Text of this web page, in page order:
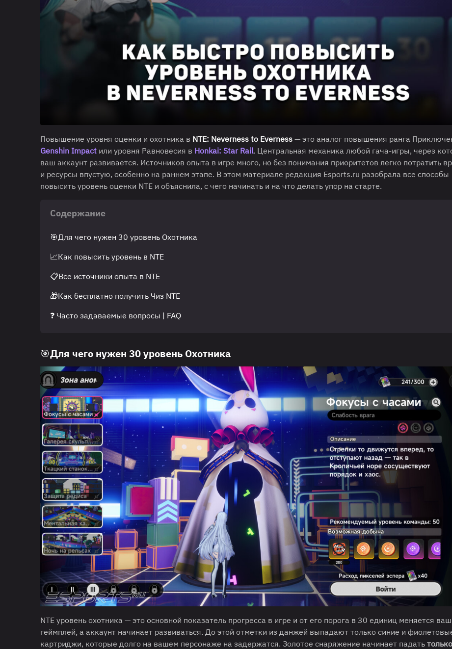
Повышение уровня оценки и охотника в NTE: Neverness to Everness — это аналог повышения ранга
Genshin Impact или уровня Равновесия в Honkai: Star Rail. Центральная механика любой гача-игры, через
ваш аккаунт развивается. Источников опыта в игре много, но без понимания приоритетов легко потратить
и ресурсы впустую, особенно на раннем этапе. В этом материале редакция Esports.ru разобрала все способы
повысить уровень оценки NTE и объяснила, с чего начинать и на что делать упор на старте.
Содержание
🎯Для чего нужен 30 уровень Охотника
📈Как повысить уровень в NTE
📋Все источники опыта в NTE
🎁Как бесплатно получить Чиз NTE
❓ Часто задаваемые вопросы | FAQ
🎯Для чего нужен 30 уровень Охотника
NTE уровень охотника — это основной показатель прогресса в игре и от его порога в 30 единиц меняется ваш
геймплей, а аккаунт начинает развиваться. До этой отметки из данжей выпадают только синие и
картриджи, которые долго на вашем персонаже на задержатся. Золотое снаряжение начинает падать